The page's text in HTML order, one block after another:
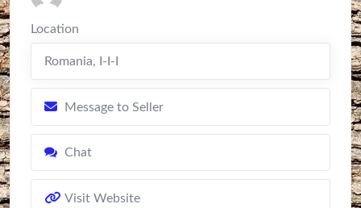
Location
Romania, I-I-I
Message to Seller
Chat
Visit Website